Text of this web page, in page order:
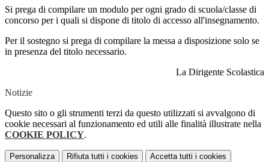
Si prega di compilare un modulo per ogni grado di scuola/classe di
concorso per i quali si dispone di titolo di accesso all'insegnamento.
Per il sostegno si prega di compilare la messa a disposizione solo se
in presenza del titolo necessario.
La Dirigente Scolastica
Notizie
Questo sito o gli strumenti terzi da questo utilizzati si avvalgono di
cookie necessari al funzionamento ed utili alle finalità illustrate nella
COOKIE POLICY.
Personalizza Rifiuta tutti i cookies Accetta tutti i cookies